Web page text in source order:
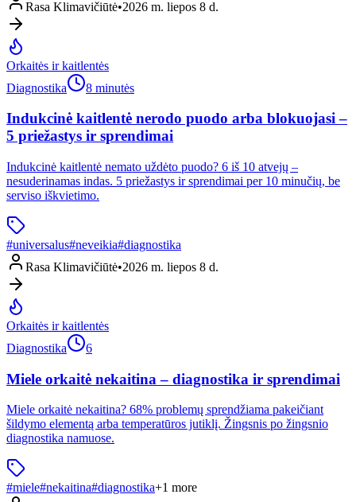
Rasa Klimavičiūtė•2026 m. liepos 8 d.
Orkaitės ir kaitlentės
Diagnostika
8 minutės
Indukcinė kaitlentė nerodo puodo arba blokuojasi –
5 priežastys ir sprendimai
Indukcinė kaitlentė nemato uždėto puodo? 6 iš 10 atvejų –
nesuderinamas indas. 5 priežastys ir sprendimai per 10 minučių, be
serviso iškvietimo.
#universalus#neveikia#diagnostika
Rasa Klimavičiūtė•2026 m. liepos 8 d.
Orkaitės ir kaitlentės
Diagnostika
6
Miele orkaitė nekaitina – diagnostika ir sprendimai
Miele orkaitė nekaitina? 68% problemų sprendžiama pakeičiant
šildymo elementą arba temperatūros jutiklį. Žingsnis po žingsnio
diagnostika namuose.
#miele#nekaitina#diagnostika+1 more